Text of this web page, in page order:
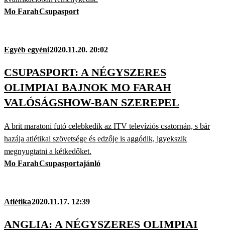
Mo FarahCsupasport
Egyéb egyéni2020.11.20. 20:02
CSUPASPORT: A NÉGYSZERES
OLIMPIAI BAJNOK MO FARAH
VALÓSÁGSHOW-BAN SZEREPEL
A brit maratoni futó celebkedik az ITV televíziós csatornán, s bár
hazája atlétikai szövetsége és edzője is aggódik, igyekszik
megnyugtatni a kétkedőket.
Mo FarahCsupasportajánló
Atlétika2020.11.17. 12:39
ANGLIA: A NÉGYSZERES OLIMPIAI